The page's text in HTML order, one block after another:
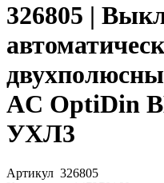
326805 |
AC OptiDin
УХЛ3
Артикул 326805